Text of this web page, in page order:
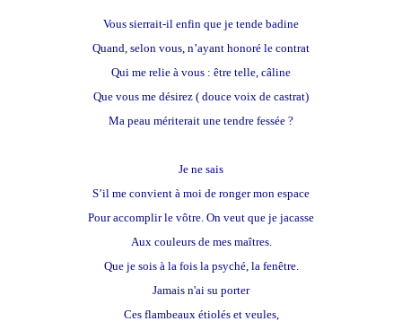
Vous sierrait-il enfin que je tende badine
Quand, selon vous, n’ayant honoré le contrat
Qui me relie à vous : être telle, câline
Que vous me désirez ( douce voix de castrat)
Ma peau mériterait une tendre fessée ?
Je ne sais
S’il me convient à moi de ronger mon espace
Pour accomplir le vôtre. On veut que je jacasse
Aux couleurs de mes maîtres.
Que je sois à la fois la psyché, la fenêtre.
Jamais n'ai su porter
Ces flambeaux étiolés et veules,